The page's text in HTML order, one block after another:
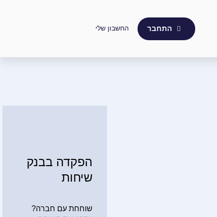
התחבר החשבון שלי
הפקדה בבנק
שיחות
שוחחת עם חברה?